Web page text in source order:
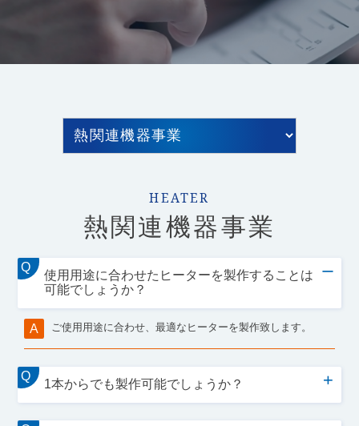
HEATER
熱関連機器事業
Q
使用用途に合わせたヒーターを製作することは
可能でしょうか？
ー
A ご使用用途に合わせ、最適なヒーターを製作致します。
Q
1本からでも製作可能でしょうか？ +